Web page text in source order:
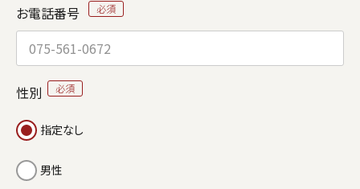
お電話番号
性別
指定なし
男性